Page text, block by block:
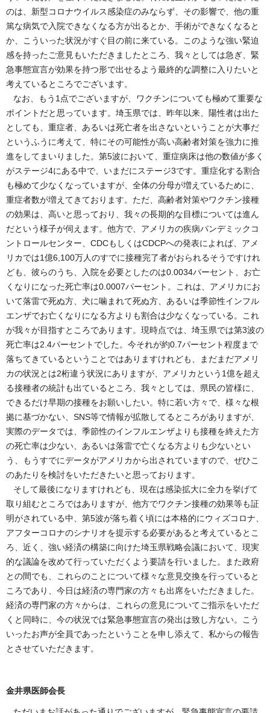
のは、新型コロナウイルス感染症のみならず、その影響で、他の重
篤な病気で入院できなくなる方が出るとか、手術ができなくなると
か、こういった状況がすぐ目の前に来ている。このような強い緊迫
感を持ったご意見もいただきましたところ、我々としては急ぎ、緊
急事態宣言が効果を持つ形で出せるよう最終的な調整に入りたいと
考えているところでございます。
なお、もう1点でございますが、ワクチンについても極めて重要な
ポイントだと思っています。埼玉県では、昨年以来、陽性者は出た
としても、重症者、あるいは死亡者を出さないということが大事だ
というふうに考えて、特にその可能性が高い高齢者対策を強力に推
進をしてまいりました。第5波において、重症病床は他の数値が多く
がステージ4にある中で、いまだにステージ3です。重症化する割合
も極めて少なくなっていますが、全体の分母が増えているために、
重症者数が増えてきております。ただ、高齢者対策やワクチン接種
の効果は、高いと思っており、我々の長期的な目標については進ん
だという様子が伺えます。他方で、アメリカの疾病パンデミックコ
ントロールセンター、CDCもしくはCDCPへの発表によれば、アメ
リカでは1億6,100万人のすでに接種完了者がおられるそうですけれ
ども、彼らのうち、入院を必要としたのは0.0034パーセント、お亡
くなりになった死亡率は0.0007パーセント。これは、アメリカにお
いて落雷で死ぬ方、犬に噛まれて死ぬ方、あるいは季節性インフル
エンザでお亡くなりになる方よりも割合は少なくなっている。これ
が我々が目指すところであります。現時点では、埼玉県では第3波の
死亡率は2.4パーセントでした。今それが約0.7パーセント程度まで
落ちてきているということではありますけれども、まだまだアメリ
カの状況とは2桁違う状況にありますが、アメリカという1億を超え
る接種者の統計も出ているところ、我々としては、県民の皆様に、
できるだけ早期の接種をお願いしたい。特に若い方々で、様々な根
拠に基づかない、SNS等で情報が拡散してるところがありますが、
実際のデータでは、季節性のインフルエンザよりも接種を終えた方
の死亡率は少ない、あるいは落雷で亡くなる方よりも少ないとい
う、もうすでにデータがアメリカから出されていますので、ぜひこ
のあたりを検討をいただきたいと思っております。
そして最後になりますけれども、現在は感染拡大に全力を挙げて
取り組むところではありますが、他方でワクチン接種の効果等も証
明がされている中、第5波が落ち着く頃には本格的にウィズコロナ、
アフターコロナのシナリオを提示する必要があると考えているとこ
ろ、近く、強い経済の構築に向けた埼玉県戦略会議において、現実
的な議論を改めて行っていただくよう要請を行いました。また政府
との間でも、これらのことについて様々な意見交換を行っていると
ころであり、今日は経済の専門家の方々も出席をいただきました。
経済の専門家の方々からは、これらの意見についてご指示をいただ
くと同時に、今の状況では緊急事態宣言の発出は致し方ない。こう
いったお声が全員であったということを申し添えて、私からの報告
とさせていただきます。
金井県医師会長